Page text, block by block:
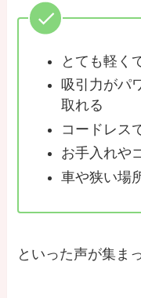
とても軽く
吸引力がパ
取れる
コードレス
お手入れや
車や狭い場
といった声が集ま